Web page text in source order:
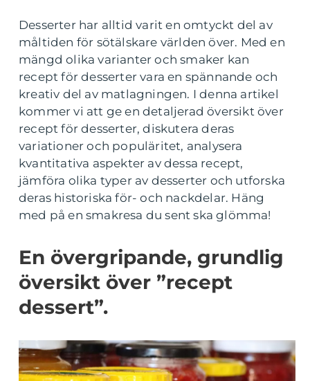
Desserter har alltid varit en omtyckt del av
måltiden för sötälskare världen över. Med en
mängd olika varianter och smaker kan
recept för desserter vara en spännande och
kreativ del av matlagningen. I denna artikel
kommer vi att ge en detaljerad översikt över
recept för desserter, diskutera deras
variationer och populäritet, analysera
kvantitativa aspekter av dessa recept,
jämföra olika typer av desserter och utforska
deras historiska för- och nackdelar. Häng
med på en smakresa du sent ska glömma!
En övergripande, grundlig
översikt över ”recept
dessert”.